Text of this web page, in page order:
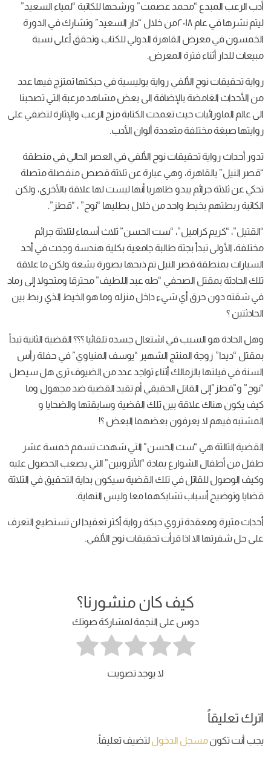
أدب الرعب المبدع “محمد عصمت” ورشحها للكاتبة “لمياء السعيد”
ليتم نشرها في عام ٢٠١٨من خلال “دار السعيد” وتشارك في الدورة
الخمسون في معرض القاهرة الدولي للكتاب وتحقق أعلى نسبة
مبيعات للدار أثناء فترة المعرض.
رواية تحقيقات نوح الألفي رواية بوليسية في حبكتها تمتزج فيها عدد
من الأحداث الغامضة بالإضافة الى بعض مشاهد مرعبة التي تصحبنا
الى عالم الماورائيات حيث تعمدت الكتابة مزج الرعب والإثارة لتضفي على
روايتها صبغة مختلفة متعددة ألوان الأدب.
تدور أحداث رواية تحقيقات نوح الألفي في العصر الحالي في منطقة
“قصر النيل” بالقاهرة، وهي عبارة عن ثلاثة قصص منفصلة متصلة
تحكي عن ثلاثة جرائم يبدو ظاهريا أنها ليست لها علاقة بالأخرى، ولكن
الكاتبة ربطتهم بخيط واحد من خلال بطليها “نوح” ، “قطز”.
“القتيل”، “كريم كراميل”، “ست الحسن” ثلاث أسماء لثلاثة جرائم
مختلفة، الأولى تبدأ بجثة طالبة جامعية بكلية هندسة وجدت في أحد
السيارات بمنطقة قصر النيل تم ذبحها بصورة بشعة ولكن ما علاقة
تلك الحادثة بمقتل الصحفي “طه عبد اللطيف” محترقا ومتحولا إلى رماد
في شقته دون حرق أي شيء داخل منزله وما هو الخيط الذي ربط بين
الحادثتين ؟
وهل الحادة هو السبب في اشتعال جسده تلقائيا ؟؟؟ القضية الثانية تبدأ
بمقتل “ديدا” زوجة المنتج الشهير “يوسف المنياوي” في حفلة رأس
السنة في فيلتها بالزمالك أثناء تواجد عدد من الضيوف ترى هل سيصل
“نوح” و”قطز”إلى القاتل الحقيقي أم تقيد القضية ضد مجهول وما
كيف يكون هناك علاقة بين تلك القضية وسابقتها والضحايا و
المشتبه فيهم لا يعرفون بعضهما البعض ؟!
القضية الثالثة هي “ست الحسن” التي شهدت تسمم خمسة عشر
طفل من أطفال الشوارع بمادة “الأتروبين” التي يصعب الحصول عليه
وكيف الوصول للقاتل في تلك القضية سيكون بداية التحقيق في الثلاثة
قضايا وتوضيح أسباب تشابكهما معا وليس النهاية.
أحداث مثيرة ومعقدة تروي حبكة رواية أكثر تعقيدا لن تستطيع التعرف
على حل شفرتها الا اذا قرأت تحقيقات نوح الألفي.
كيف كان منشورنا؟
دوس على النجمة لمشاركة صوتك
لا يوجد تصويت
اترك تعليقاً
يجب أنت تكونمسجل الدخوللتضيف تعليقاً.